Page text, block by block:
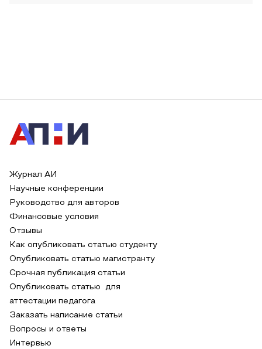
Журнал АИ
Научные конференции
Руководство для авторов
Финансовые условия
Отзывы
Как опубликовать статью студенту
Опубликовать статью магистранту
Срочная публикация статьи
Опубликовать статью для
аттестации педагога
Заказать написание статьи
Вопросы и ответы
Интервью